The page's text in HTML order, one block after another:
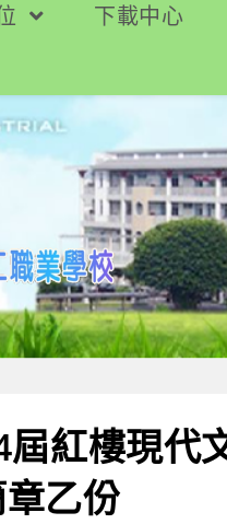
下載中心
紅樓現代
乙份